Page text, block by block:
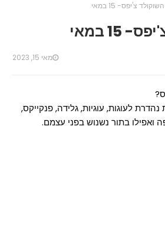
צ'יפס- 15 במאי
במאי
מאי 15, 2023
לעוגות, עוגיות, גלידה, פנקייקס,
ואפילו בתור נשנוש בפני עצמם.